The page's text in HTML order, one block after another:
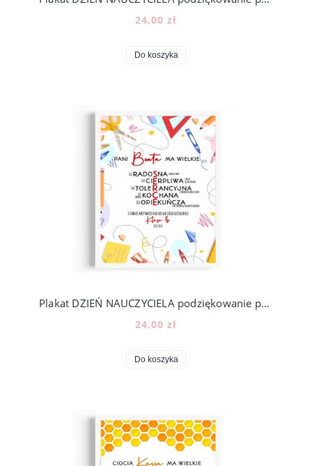
24,00 zł
Do koszyka
Plakat DZIEŃ NAUCZYCIELA podziękowanie prezent, N01
24,00 zł
Do koszyka